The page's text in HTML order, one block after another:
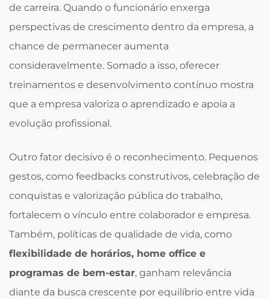
de carreira. Quando o funcionário enxerga
perspectivas de crescimento dentro da empresa, a
chance de permanecer aumenta
consideravelmente. Somado a isso, oferecer
treinamentos e desenvolvimento contínuo mostra
que a empresa valoriza o aprendizado e apoia a
evolução profissional.
Outro fator decisivo é o reconhecimento. Pequenos
gestos, como feedbacks construtivos, celebração de
conquistas e valorização pública do trabalho,
fortalecem o vínculo entre colaborador e empresa.
Também, políticas de qualidade de vida, como
flexibilidade de horários, home office e
programas de bem-estar, ganham relevância
diante da busca crescente por equilíbrio entre vida